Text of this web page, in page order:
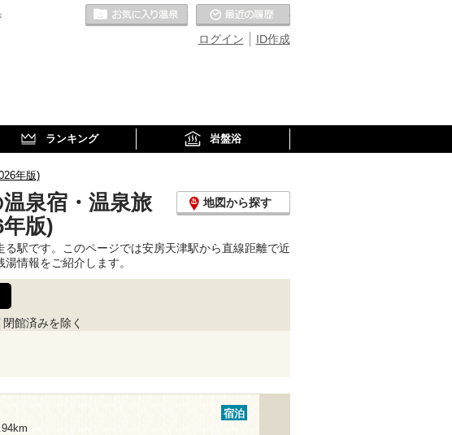
ID作成
ログイン
お気に入りの温泉
ランキング 岩盤浴
年版)
泉宿・温泉旅
版)
地図から探す
駅です。このページでは安房天津駅から直線距離で近
情報をご紹介します。
閉館済みを除く
宿泊